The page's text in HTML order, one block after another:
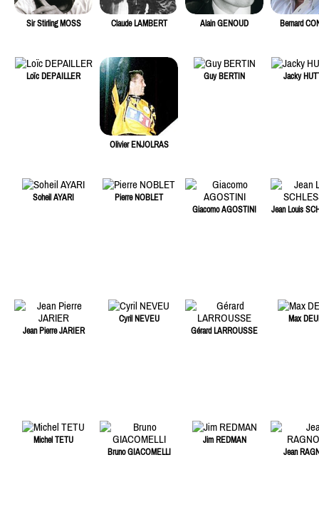
Sir Stirling MOSS Claude LAMBERT Alain GENOUD Bernard
Loïc DEPAILLER
Olivier ENJOLRAS
Guy BERTIN Jacky
Soheil AYARI
Pierre NOBLET
Giacomo AGOSTINI
Jean Louis
Jean Pierre JARIER
Cyril NEVEU
Gérard LARROUSSE
Max
Michel TETU
Bruno GIACOMELLI
Jim REDMAN
Jean